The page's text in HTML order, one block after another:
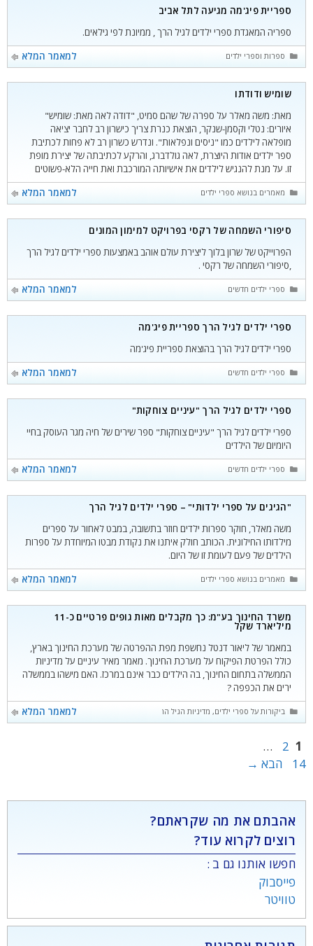
ספריית פיג'מה מגיעה לתל אביב
ספריה המאגדת ספרי ילדים לגיל הרך , ממיונת לפי גילאים.
למאמר המלא
קטגוריות
ספרות וספרי ילדים
שומיש ודודתו
מאת: משה מאלר על ספרה של שהם סמיט, "דודה לאה מאת: שומיש"
איורים: נטלי וקסמן-שנקר, הוצאת כנרת צריך כישרון רב לחבר יציאה
מופלאה לילדים כמו "ניסים ונפלאות". ונדרש כשרון רב לא פחות לכתיבת
ספר ילדים אודות היוצרת, לאה גולדברג, והרקע לכתיבתה של יצירת מופת
זו. על מנת להנגיש לילדים את אישיותה המורכבת ואת חייה הלא-פשוטים
למאמר המלא
קטגוריות
מאמרים בנושא ספרי ילדים
סיפורי השמחה של רקסי בפרויקט למימון המונים
הפרוייקט של שרון בלוך ליצירת עולם אוהב באמצעות ספרי ילדים לגיל הרך
,סיפורי השמחה של רקסי .
למאמר המלא
קטגוריות
ספרי ילדים חדשים
ספרי ילדים לגיל הרך ספריית פיג'מה
ספרי ילדים לגיל הרך בהוצאת ספריית פיג'מה
למאמר המלא
קטגוריות
ספרי ילדים חדשים
ספרי ילדים לגיל הרך "עיניים צוחקות"
ספרי ילדים לגיל הרך "עיניים צוחקות" ספר שירים של חיה מגר העוסק בחיי
היומיום של הילדים
למאמר המלא
קטגוריות
ספרי ילדים חדשים
"הגיגים על ספרי ילדותי" – ספרי ילדים לגיל הרך
משה מאלר, חוקר ספרות ילדים חוזר בתשובה, במבט לאחור על ספרים
מילדותו החילונית. הכותב חולק איתנו את נקודת מבטו המיוחדת על ספרות
הילדים של פעם לעומת זו של היום.
למאמר המלא
קטגוריות
מאמרים בנושא ספרי ילדים
משרד החינוך בע"מ: כך מקבלים מאות גופים פרטיים כ-11
מיליארד שקל
במאמר של ליאור דנטל נחשפת מפת ההפרטה של מערכת החינוך בארץ,
כולל הפרטת הפיקוח על מערכת החינוך. מאמר מאיר עיניים על מדיניות
הממשלה בתחום החינוך, בה הילדים כבר אינם במרכז. האם מישהו בממשלה
ירים את הכפפה ?
למאמר המלא
קטגוריות
ביקורות על ספרי ילדים, מדיניות הגיל הרך
עמוד
1 עמוד
2
…
14
הבא →
אהבתם את מה שקראתם?
רוצים לקרוא עוד?
חפשו אותנו גם ב :
פייסבוק
טוויטר